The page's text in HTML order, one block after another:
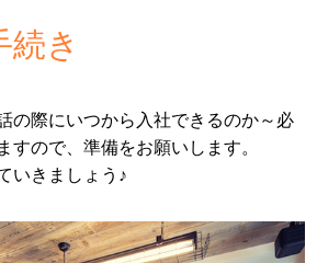
続き
の際にいつから入社できるのか～必
すので、準備をお願いします。
いきましょう♪